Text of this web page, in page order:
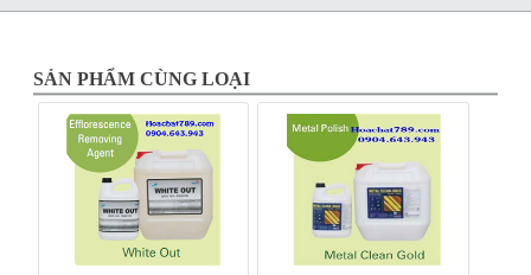
SẢN PHẨM CÙNG LOẠI